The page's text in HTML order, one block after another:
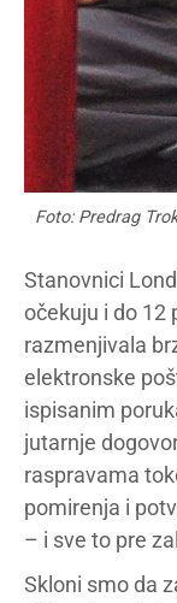
Foto: Predrag
Stanovnici
očekuju i do 12
razmenjivala
elektronske
ispisanim
jutarnje
raspravama
pomirenja i
– i sve to pre
Skloni smo da